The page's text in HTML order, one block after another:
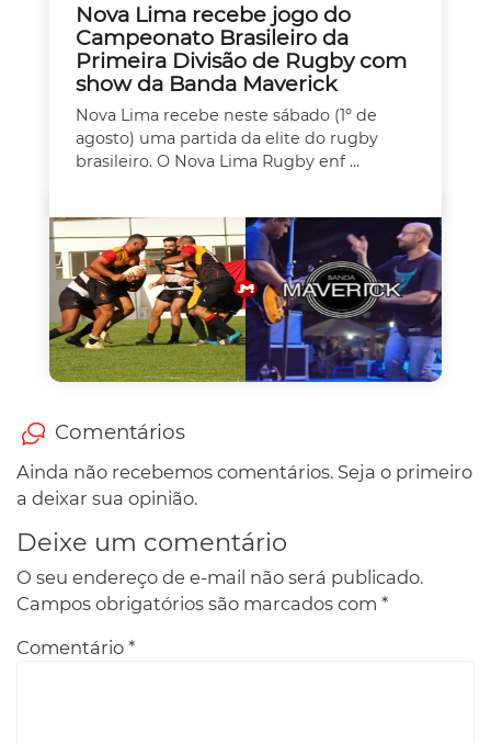
Nova Lima recebe jogo do
Campeonato Brasileiro da
Primeira Divisão de Rugby com
show da Banda Maverick
Nova Lima recebe neste sábado (1º de
agosto) uma partida da elite do rugby
brasileiro. O Nova Lima Rugby enf ...
Comentários
Ainda não recebemos comentários. Seja o primeiro
a deixar sua opinião.
Deixe um comentário
O seu endereço de e-mail não será publicado.
Campos obrigatórios são marcados com *
Comentário *